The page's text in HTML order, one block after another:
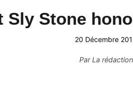
Sly Stone
20 Décembre
ParLa rédaction